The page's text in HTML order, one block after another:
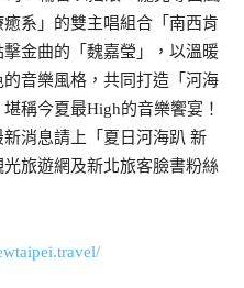
系」的雙主唱組合「南西肯
金曲的「魏嘉瑩」，以溫暖
音樂風格，共同打造「河海
稱今夏最High的音樂饗宴！
消息請上「夏日河海趴 新
旅遊網及新北旅客臉書粉絲